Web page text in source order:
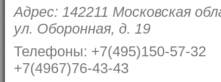
Адрес: 142211 Московская
ул. Оборонная, д. 19
Телефоны: +7(495)150-57-32
+7(4967)76-43-43